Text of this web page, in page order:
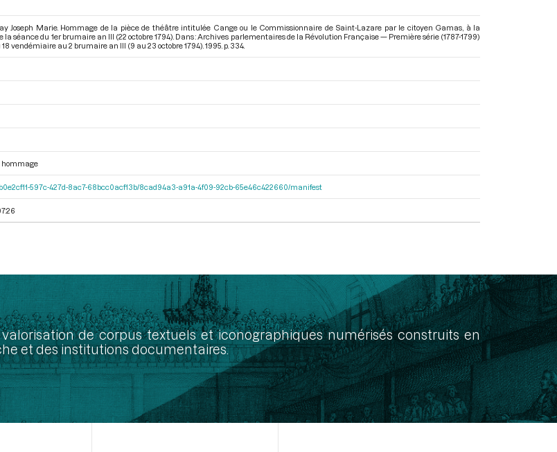
Joseph Marie. Hommage de la pièce de théâtre intitulée Cange ou le Commissionnaire de Saint-Lazare par le citoyen Gamas, à la
la séance du 1er brumaire an III (22 octobre 1794). Dans : Archives parlementaires de la Révolution Française — Première série (1787-1799)
18 vendémiaire au 2 brumaire an III (9 au 23 octobre 1794) . 1995. p. 334.
hommage
b0e2cf11-597c-427d-8ac7-68bcc0acf13b/8cad94a3-a91a-4f09-92cb-65e46c422660/manifest
de corpus textuels et iconographiques numérisés construits en
et des institutions documentaires.